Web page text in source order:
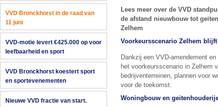
VVD Bronckhorst in de raad van
11 juni
VVD-motie levert €425.000 op voor
leefbaarheid en sport
VVD Bronckhorst koestert sport
en sportevenementen
Nieuwe VVD fractie van start.
Lees meer over de VVD
de afstand nieuwbouw tot
Zelhem
Voorkeursscenario Zelhem
Dankzij een VVD-amendement
het voorkeursscenario in Zelhem
bedrijventerreinen, plannen voor
voor de toekomst.
Woningbouw en